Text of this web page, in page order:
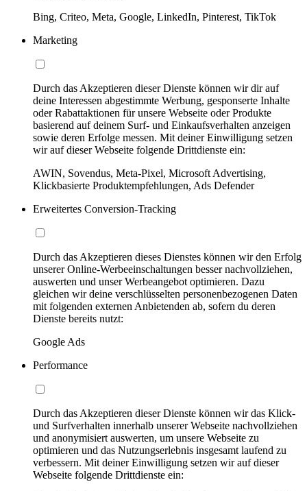
Bing, Criteo, Meta, Google, LinkedIn, Pinterest, TikTok
Marketing
Durch das Akzeptieren dieser Dienste können wir dir auf
deine Interessen abgestimmte Werbung, gesponserte Inhalte
oder Rabattaktionen für unsere Webseite oder Produkte
basierend auf deinem Surf- und Einkaufsverhalten anzeigen
sowie deren Erfolge messen. Mit deiner Einwilligung setzen
wir auf dieser Webseite folgende Drittdienste ein:
AWIN, Sovendus, Meta-Pixel, Microsoft Advertising,
Klickbasierte Produktempfehlungen, Ads Defender
Erweitertes Conversion-Tracking
Durch das Akzeptieren dieses Dienstes können wir den Erfolg
unserer Online-Werbeeinschaltungen besser nachvollziehen,
auswerten und unser Werbeangebot optimieren. Dazu
gleichen wir deine verschlüsselten personenbezogenen Daten
mit folgenden externen Anbietenden ab, sofern du deren
Dienste bereits nutzt:
Google Ads
Performance
Durch das Akzeptieren dieser Dienste können wir das Klick-
und Surfverhalten innerhalb unserer Webseite nachvollziehen
und anonymisiert auswerten, um unsere Webseite zu
optimieren und das Nutzungserlebnis insgesamt laufend zu
verbessern. Mit deiner Einwilligung setzen wir auf dieser
Webseite folgende Drittdienste ein: